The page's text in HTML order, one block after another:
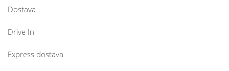
Dostava
Drive In
Express dostava